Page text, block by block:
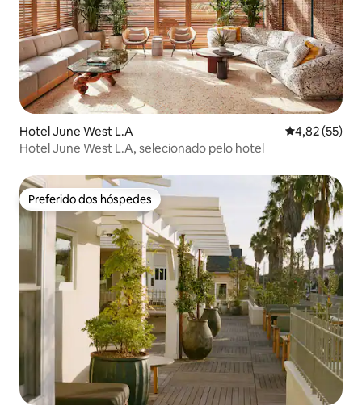
Hotel June West L.A 4,82 de uma
4,82 (55)
Hotel June West L.A, selecionado pelo hotel
Preferido dos hóspedes
Preferido dos hóspedes